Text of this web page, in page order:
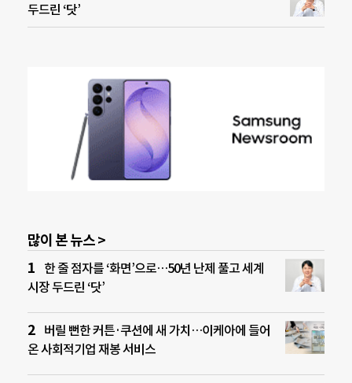
두드린 ‘닷’
많이 본 뉴스 >
한 줄 점자를 ‘화면’으로…50년 난제 풀고 세계
시장 두드린 ‘닷’
버릴 뻔한 커튼·쿠션에 새 가치…이케아에 들어
온 사회적기업 재봉 서비스